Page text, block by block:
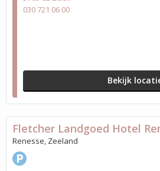
030 721 06 00
Bekijk
Fletcher Landgoed Hotel
Renesse, Zeeland